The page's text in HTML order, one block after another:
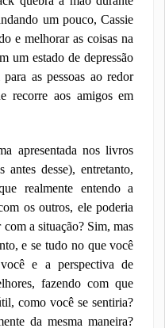
um pouco, Cassie
e melhorar as coisas na
um estado de depressão
as pessoas ao redor
recorre aos amigos em
apresentada nos livros
antes desse), entretanto,
realmente entendo a
os outros, ele poderia
a situação? Sim, mas
e se tudo no que você
e a perspectiva de
fazendo com que
como você se sentiria?
da mesma maneira?